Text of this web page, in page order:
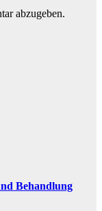
abzugeben.
Behandlung